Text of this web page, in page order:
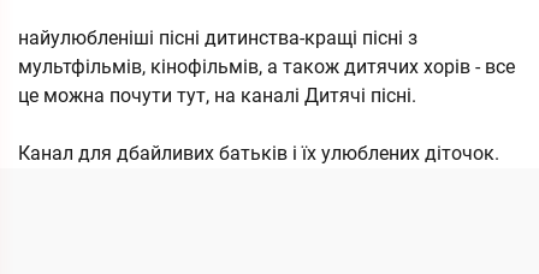
найулюбленіші пісні дитинства-кращі пісні з
мультфільмів, кінофільмів, а також дитячих хорів - все
це можна почути тут, на каналі Дитячі пісні.
Канал для дбайливих батьків і їх улюблених діточок.